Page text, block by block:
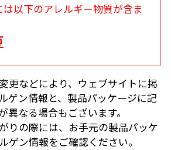
以下のアレルギー物質が含ま
更などにより、ウェブサイトに掲
ゲン情報と、製品パッケージに記
異なる場合もございます。
りの際には、お手元の製品パッケ
ゲン情報をご確認ください。